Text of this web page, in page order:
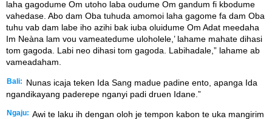
laha gagodume Om utoho laba oudume Om gandum fi kbodume
vahedase. Abo dam Oba tuhuda amomoi laha gagome fa dam Oba
tuhu vab dam labe iho azihi bak iuba oluidume Om Adat meedaha
Im Neàna lam vou vameatedume uloholele,’ lahame mahate dihasi
tom gagoda. Labi neo dihasi tom gagoda. Labihadale,” lahame ab
vameadaham.
Bali:
Nunas icaja teken Ida Sang madue padine ento, apanga Ida
ngandikayang paderepe nganyi padi druen Idane.”
Ngaju: Awi te laku ih dengan oloh je tempon kabon te uka mangirim